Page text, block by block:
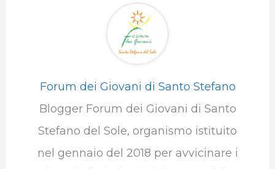
Forum dei Giovani di Santo Stefano
Blogger Forum dei Giovani di Santo
Stefano del Sole, organismo istituito
nel gennaio del 2018 per avvicinare i